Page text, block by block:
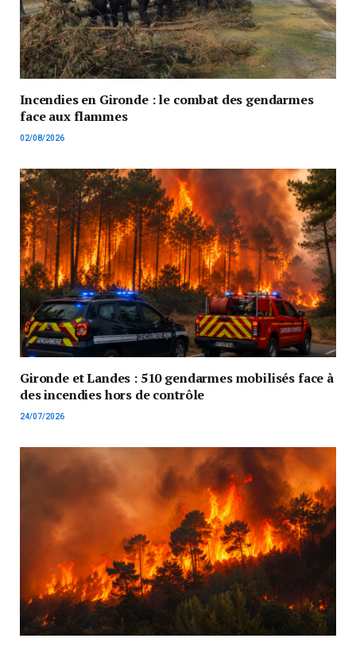
Incendies en Gironde : le combat des gendarmes
face aux flammes
02/08/2026
Gironde et Landes : 510 gendarmes mobilisés face à
des incendies hors de contrôle
24/07/2026